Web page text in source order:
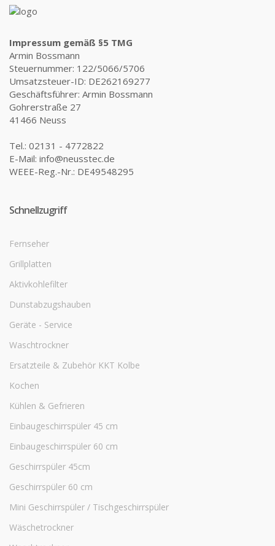
Impressum gemäß §5 TMG
Armin Bossmann
Steuernummer: 122/5066/5706
Umsatzsteuer-ID: DE262169277
Geschäftsführer: Armin Bossmann
Gohrerstraße 27
41466 Neuss
Tel.: 02131 - 4772822
E-Mail: info@neusstec.de
WEEE-Reg.-Nr.: DE49548295
Schnellzugriff
Fernseher
Grillplatten
Aktivkohlefilter
Dunstabzugshauben
Geräte - Service
Waschtrockner
Ersatzteile & Zubehör KKT Kolbe
Kochen
Kühlen & Gefrieren
Einbaugeschirrspüler 45 cm
Einbaugeschirrspüler 60 cm
Geschirrspüler 45cm
Geschirrspüler 60 cm
Mini Geschirrspüler / Tischgeschirrspüler
Wäschetrockner